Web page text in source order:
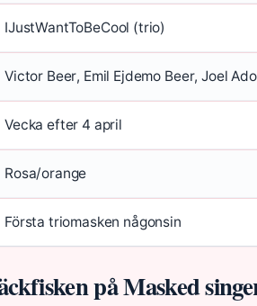
IJustWantToBeCool (trio)
Victor Beer, Emil Ejdemo Beer, Joel
Vecka efter 4 april
Rosa/orange
Första triomasken någonsin
på Masked